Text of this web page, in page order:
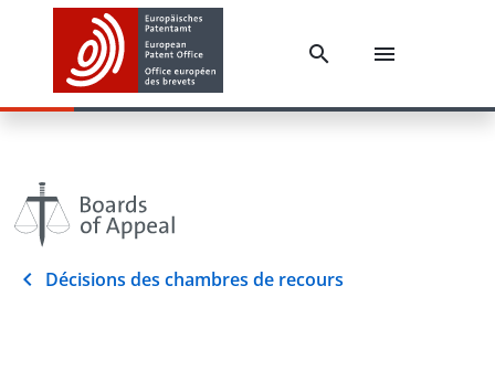
Décisions des chambres de recours